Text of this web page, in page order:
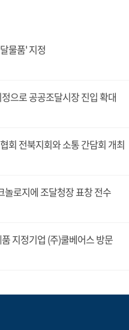
물품' 지정
으로 공공조달시장 진입 확대
회 전북지회와 소통 간담회 개최
놀로지에 조달청장 표창 전수
지정기업 (주)쿨베어스 방문